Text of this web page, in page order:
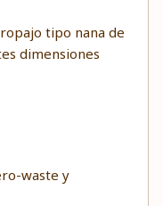
tipo nana de
dimensiones
waste y